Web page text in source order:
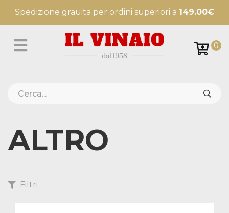
Spedizione grauita per ordini superiori a 149.00€
0
ALTRO
Filtri